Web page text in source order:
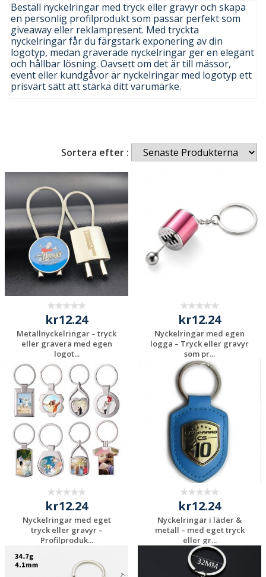
Beställ nyckelringar med tryck eller gravyr och skapa
en personlig profilprodukt som passar perfekt som
giveaway eller reklampresent. Med tryckta
nyckelringar får du färgstark exponering av din
logotyp, medan graverade nyckelringar ger en elegant
och hållbar lösning. Oavsett om det är till mässor,
event eller kundgåvor är nyckelringar med logotyp ett
prisvärt sätt att stärka ditt varumärke.
Sortera efter :
kr12.24
Metallnyckelringar – tryck
eller gravera med egen
logot...
Begär en
kostnadsfri offert
kr12.24
Nyckelringar med egen
logga – Tryck eller gravyr
som pr...
Begär en
kostnadsfri offert
kr12.24
Nyckelringar med eget
tryck eller gravyr –
Profilproduk...
Begär en
kostnadsfri offert
kr12.24
Nyckelringar i läder &
metall – med eget tryck
eller gr...
Begär en
kostnadsfri offert